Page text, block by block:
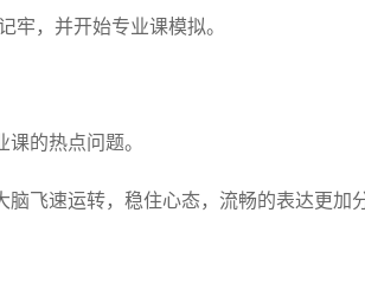
牢，并开始专业课模拟。
的热点问题。
飞速运转，稳住心态，流畅的表达更